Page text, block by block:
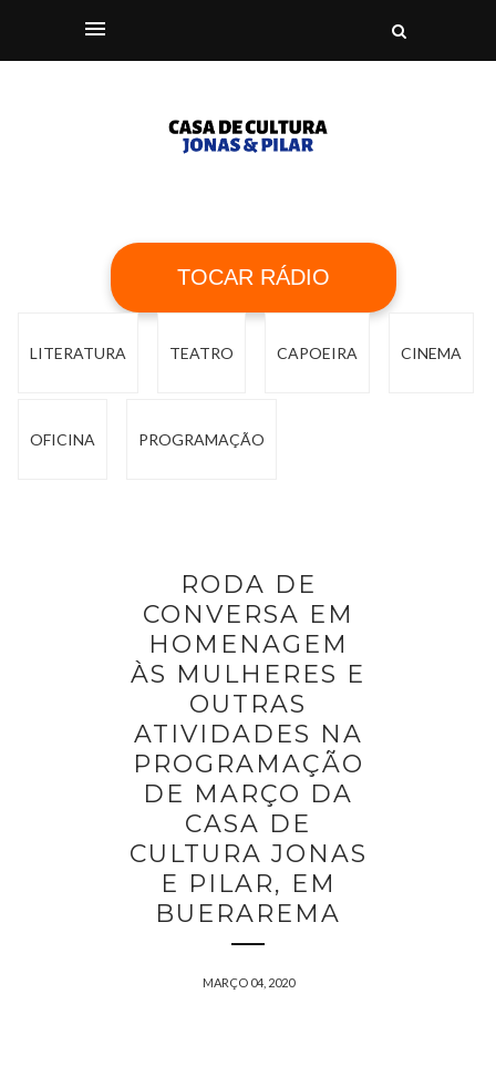
TOCAR RÁDIO
LITERATURA TEATRO CAPOEIRA CINEMA
OFICINA PROGRAMAÇÃO
RODA DE
CONVERSA EM
HOMENAGEM
ÀS MULHERES E
OUTRAS
ATIVIDADES NA
PROGRAMAÇÃO
DE MARÇO DA
CASA DE
CULTURA JONAS
E PILAR, EM
BUERAREMA
MARÇO 04, 2020